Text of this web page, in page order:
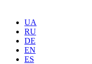
UA
RU
DE
EN
ES